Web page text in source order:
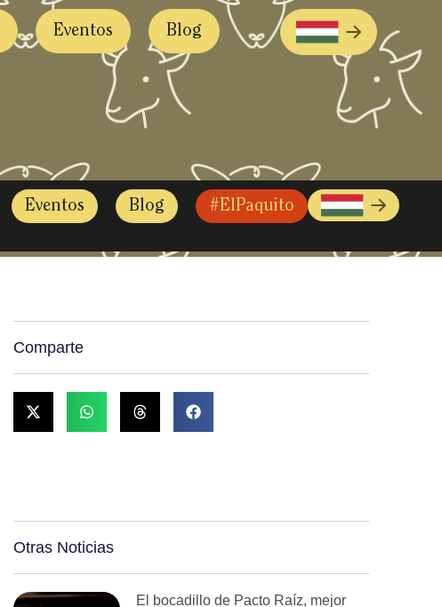
Eventos Blog
Eventos Blog #ElPaquito
Comparte
Otras Noticias
El bocadillo de Pacto Raíz, mejor